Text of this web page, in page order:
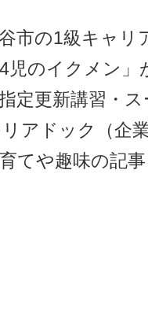
谷市の1級キャ
児のイクメン」
定更新講習・
アドック（企
てや趣味の記